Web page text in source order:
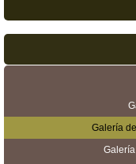
Galería